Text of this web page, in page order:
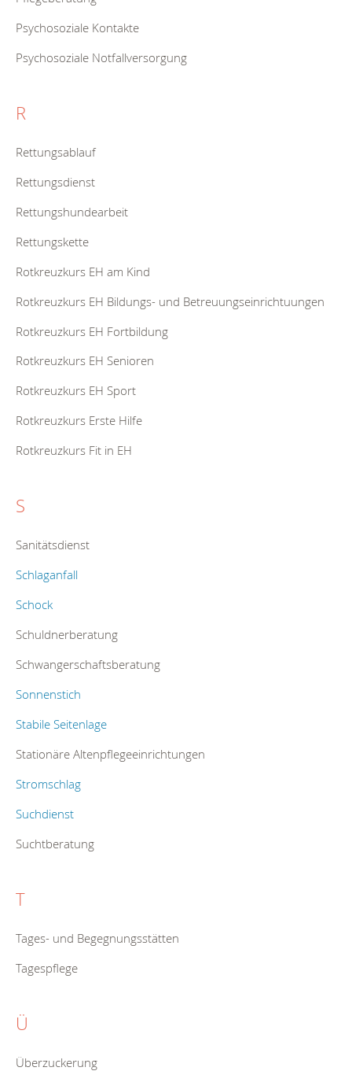
Psychosoziale Kontakte
Psychosoziale Notfallversorgung
R
Rettungsablauf
Rettungsdienst
Rettungshundearbeit
Rettungskette
Rotkreuzkurs EH am Kind
Rotkreuzkurs EH Bildungs- und Betreuungseinrichtuungen
Rotkreuzkurs EH Fortbildung
Rotkreuzkurs EH Senioren
Rotkreuzkurs EH Sport
Rotkreuzkurs Erste Hilfe
Rotkreuzkurs Fit in EH
S
Sanitätsdienst
Schlaganfall
Schock
Schuldnerberatung
Schwangerschaftsberatung
Sonnenstich
Stabile Seitenlage
Stationäre Altenpflegeeinrichtungen
Stromschlag
Suchdienst
Suchtberatung
T
Tages- und Begegnungsstätten
Tagespflege
Ü
Überzuckerung